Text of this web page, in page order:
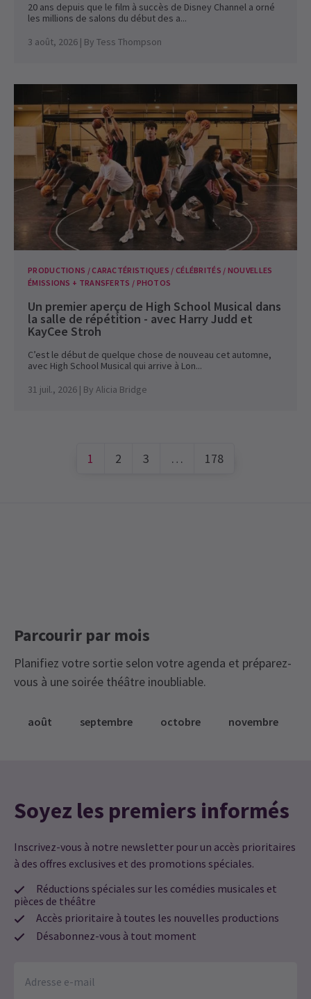
20 ans depuis que le film à succès de Disney Channel a orné
les millions de salons du début des a...
3 août, 2026 | By Tess Thompson
PRODUCTIONS / CARACTÉRISTIQUES / CÉLÉBRITÉS / NOUVELLES
ÉMISSIONS + TRANSFERTS / PHOTOS
Un premier aperçu de High School Musical dans
la salle de répétition - avec Harry Judd et
KayCee Stroh
C’est le début de quelque chose de nouveau cet automne,
avec High School Musical qui arrive à Lon...
31 juil., 2026 | By Alicia Bridge
1 2 3 … 178
Parcourir par mois
Planifiez votre sortie selon votre agenda et préparez-
vous à une soirée théâtre inoubliable.
août septembre octobre novembre
Soyez les premiers informés
Inscrivez-vous à notre newsletter pour un accès prioritaires
à des offres exclusives et des promotions spéciales.
Réductions spéciales sur les comédies musicales et
pièces de théâtre
Accès prioritaire à toutes les nouvelles productions
Désabonnez-vous à tout moment